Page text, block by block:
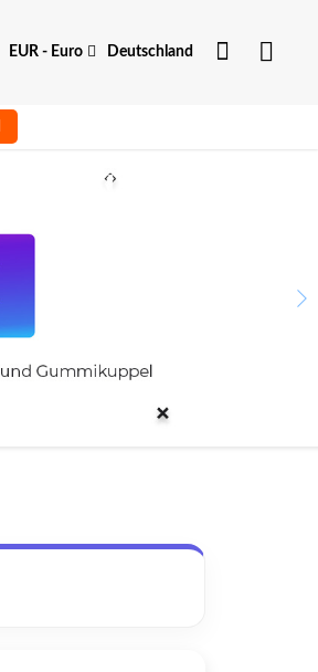
Währung
EUR - Euro Deutschland
Dein